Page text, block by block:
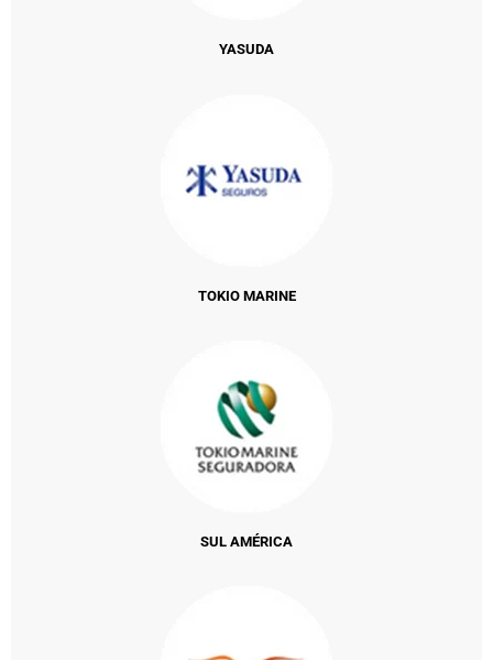
YASUDA
TOKIO MARINE
SUL AMÉRICA